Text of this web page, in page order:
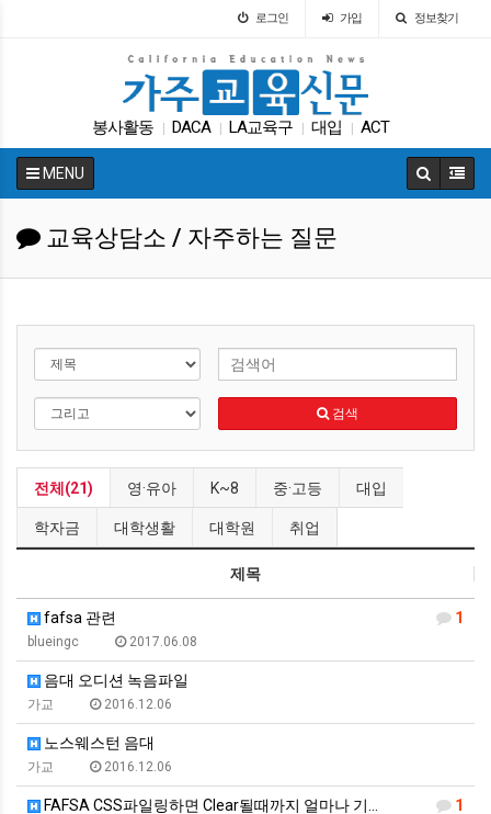
로그인 가입 정보찾기
봉사활동 DACA LA교육구 대입 ACT
| 가주교육부 휴교 교육구 에세이 SAT
MENU
교육상담소 / 자주하는 질문
검색
전체(21) 영·유아 K~8 중·고등 대입
학자금 대학생활 대학원 취업
제목
1
fafsa 관련
blueingc 2017.06.08
음대 오디션 녹음파일
가교 2016.12.06
노스웨스턴 음대
가교 2016.12.06
1
FAFSA CSS파일링하면 Clear될때까지 얼마나 기…